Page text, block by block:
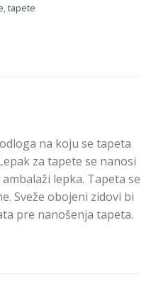
,tapete
na koju se tapeta
za tapete se nanosi
lepka. Tapeta se
Sveže obojeni zidovi bi
pre nanošenja tapeta.